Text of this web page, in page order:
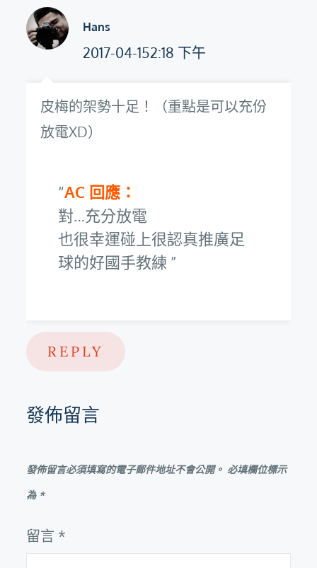
Hans
2017-04-152:18 下午
皮梅的架勢十足！（重點是可以充份
放電XD）
AC 回應：
對…充分放電
也很幸運碰上很認真推廣足
球的好國手教練
REPLY
發佈留言
發佈留言必須填寫的電子郵件地址不會公開。 必填欄位標示
為 *
留言 *